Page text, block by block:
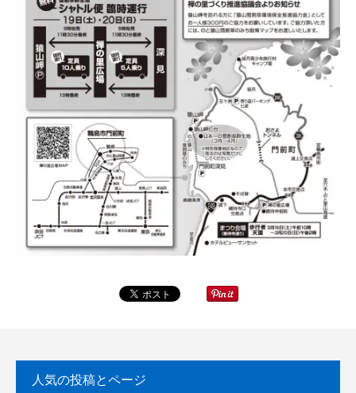
人気の投稿とページ